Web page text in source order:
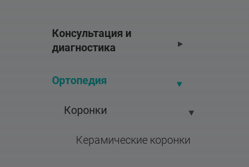
Консультация и
диагностика
Ортопедия
Коронки
Керамические коронки